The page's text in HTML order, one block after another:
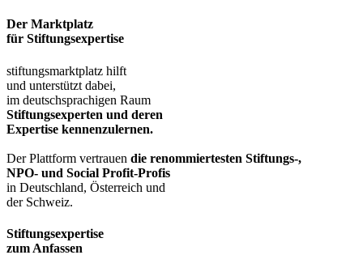
Der Marktplatz
für Stiftungsexpertise
stiftungsmarktplatz hilft
und unterstützt dabei,
im deutschsprachigen Raum
Stiftungsexperten und deren
Expertise kennenzulernen.
Der Plattform vertrauen die renommiertesten Stiftungs-,
NPO- und Social Profit-Profis
in Deutschland, Österreich und
der Schweiz.
Stiftungsexpertise
zum Anfassen